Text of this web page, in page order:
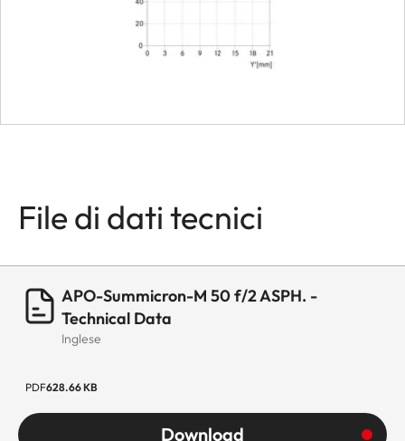
File di dati tecnici
APO-Summicron-M 50 f/2 ASPH. -
Technical Data
Inglese
PDF628.66 KB
Download